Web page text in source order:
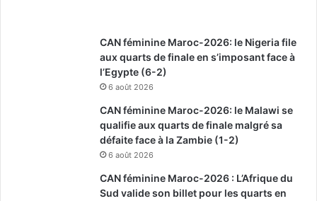
CAN féminine Maroc-2026: le Nigeria file
aux quarts de finale en s’imposant face à
l’Egypte (6-2)
6 août 2026
CAN féminine Maroc-2026: le Malawi se
qualifie aux quarts de finale malgré sa
défaite face à la Zambie (1-2)
6 août 2026
CAN féminine Maroc-2026 : L’Afrique du
Sud valide son billet pour les quarts en